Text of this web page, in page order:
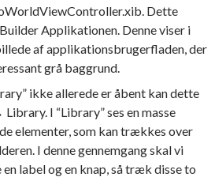
Dette
Applikationen. Denne viser i
af applikationsbrugerfladen, der
grå baggrund.
ikke allerede er åbent kan dette
I “Library” ses en masse
elementer, som kan trækkes over
I denne gennemgang skal vi
label og en knap, så træk disse to